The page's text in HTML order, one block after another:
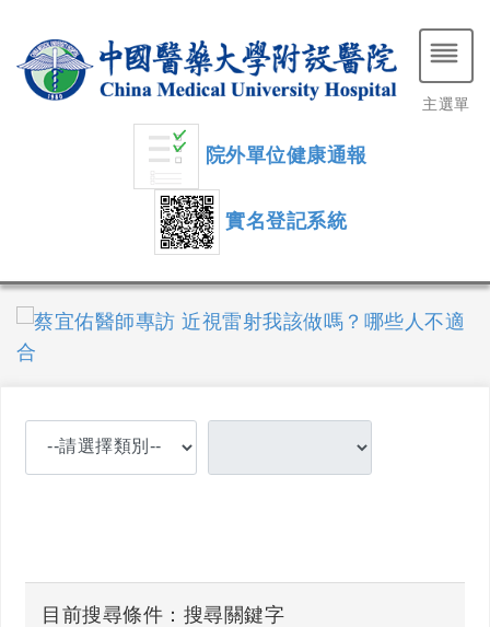
院外單位健康通報
實名登記系統
主選單
目前搜尋條件：搜尋關鍵字